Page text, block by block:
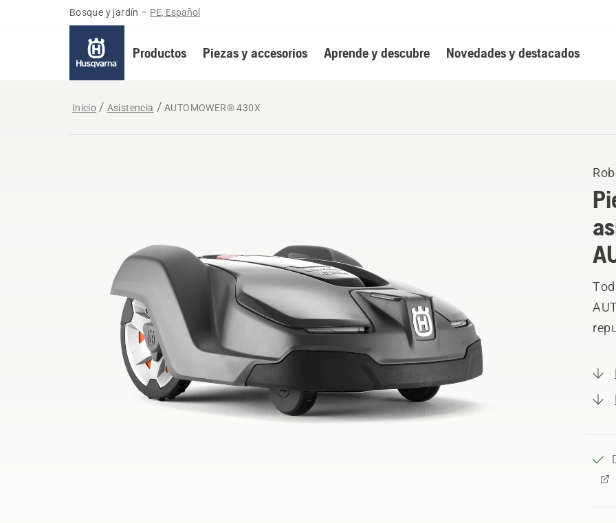
Bosque y jardín – PE, Español
Productos Piezas y accesorios Aprende y descubre Novedades y destacados
Inicio Asistencia AUTOMOWER® 430X